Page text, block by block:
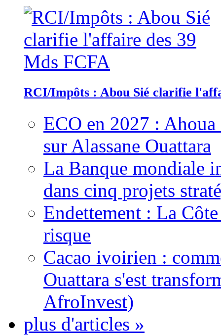
RCI/Impôts : Abou Sié clarifie
ECO en 2027 :
sur Alassane Ouattara
La Banque mondiale
dans cinq projets
Endettement : La
risque
Cacao ivoirien :
Ouattara s'est
AfroInvest)
plus d'articles »